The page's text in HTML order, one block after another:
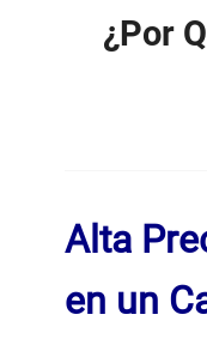
¿Por
Alta
en un